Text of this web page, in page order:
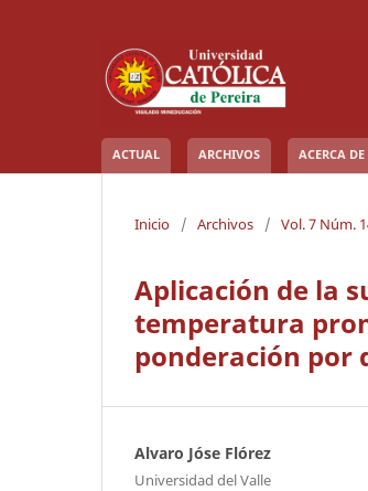
ACTUAL ARCHIVOS ACERCA DE
Inicio / Archivos / Vol. 7 Núm.
Aplicación de la
temperatura
ponderación por
Alvaro Jóse Flórez
Universidad del Valle